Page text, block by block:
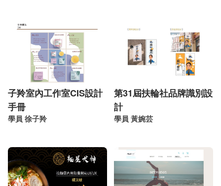
子羚室內工作室CIS設計
手冊
學員 徐子羚
第31屆扶輪社品牌識別設
計
學員 黃婉芸